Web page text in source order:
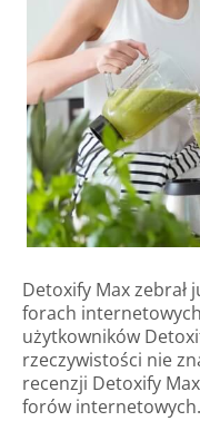
Detoxify Max zebrał
forach
użytkowników
rzeczywistości nie
recenzji Detoxify
forów internetowych.